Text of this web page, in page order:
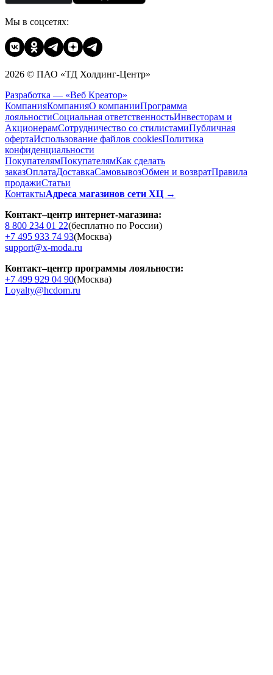
Мы в соцсетях:
2026 © ПАО «ТД Холдинг-Центр»
Разработка — «Веб Креатор»
КомпанияКомпанияО компанииПрограмма
лояльностиСоциальная ответственностьИнвесторам и
АкционерамСотрудничество со стилистамиПубличная
офертаИспользование файлов cookiesПолитика
конфиденциальности
ПокупателямПокупателямКак сделать
заказОплатаДоставкаCамовывозОбмен и возвратПравила
продажиСтатьи
КонтактыАдреса магазинов сети ХЦ →
Контакт–центр интернет-магазина:
8 800 234 01 22(бесплатно по России)
+7 495 933 74 93(Москва)
support@x-moda.ru
Контакт–центр программы лояльности:
+7 499 929 04 90(Москва)
Loyalty@hcdom.ru